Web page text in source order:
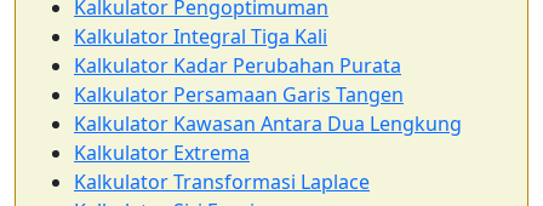
Kalkulator Pengoptimuman
Kalkulator Integral Tiga Kali
Kalkulator Kadar Perubahan Purata
Kalkulator Persamaan Garis Tangen
Kalkulator Kawasan Antara Dua Lengkung
Kalkulator Extrema
Kalkulator Transformasi Laplace